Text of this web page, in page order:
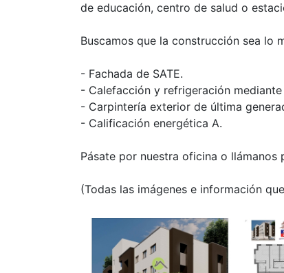
de educación, centro de salud o
Buscamos que la construcción sea lo
- Fachada de SATE.
- Calefacción y refrigeración
- Carpintería exterior de última
- Calificación energética A.
Pásate por nuestra oficina o
(Todas las imágenes e información